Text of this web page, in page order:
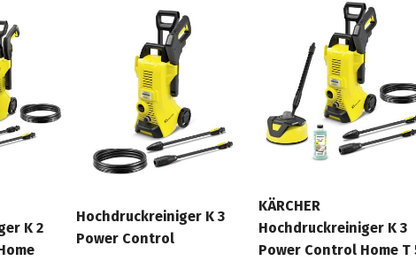
Die Kärcher Home &
Nutzen Sie unser
Die App
an den
Schnell, einfach,
das Reinigungsmittel mit
besticht durch seine
K 2
Hochdruckreiniger K 3
Power Control
KÄRCHER
Hochdruckreiniger K 3
Power Control Home T